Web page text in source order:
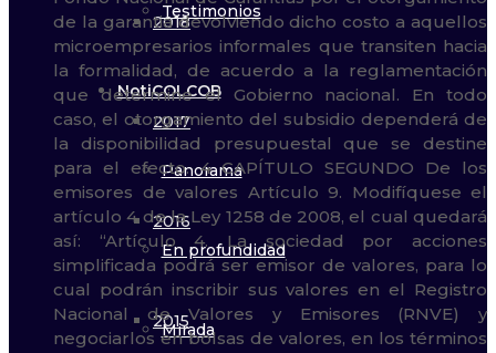
Testimonios
NotiCOLCOB
Panorama
En profundidad
Mirada
2018
2017
2016
2015